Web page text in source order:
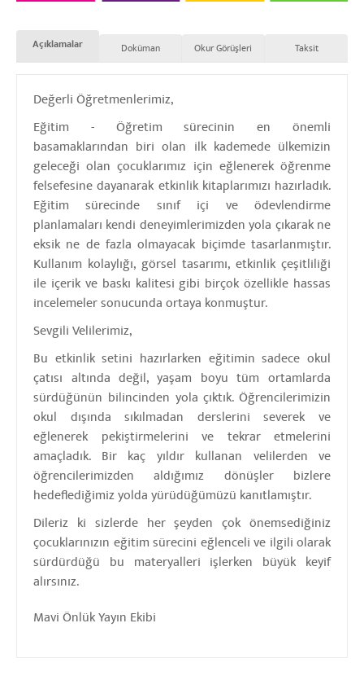
Açıklamalar Doküman Okur Görüşleri Taksit
Değerli Öğretmenlerimiz,
Eğitim - Öğretim sürecinin en önemli
basamaklarından biri olan ilk kademede ülkemizin
geleceği olan çocuklarımız için eğlenerek öğrenme
felsefesine dayanarak etkinlik kitaplarımızı hazırladık.
Eğitim sürecinde sınıf içi ve ödevlendirme
planlamaları kendi deneyimlerimizden yola çıkarak ne
eksik ne de fazla olmayacak biçimde tasarlanmıştır.
Kullanım kolaylığı, görsel tasarımı, etkinlik çeşitliliği
ile içerik ve baskı kalitesi gibi birçok özellikle hassas
incelemeler sonucunda ortaya konmuştur.
Sevgili Velilerimiz,
Bu etkinlik setini hazırlarken eğitimin sadece okul
çatısı altında değil, yaşam boyu tüm ortamlarda
sürdüğünün bilincinden yola çıktık. Öğrencilerimizin
okul dışında sıkılmadan derslerini severek ve
eğlenerek pekiştirmelerini ve tekrar etmelerini
amaçladık. Bir kaç yıldır kullanan velilerden ve
öğrencilerimizden aldığımız dönüşler bizlere
hedeflediğimiz yolda yürüdüğümüzü kanıtlamıştır.
Dileriz ki sizlerde her şeyden çok önemsediğiniz
çocuklarınızın eğitim sürecini eğlenceli ve ilgili olarak
sürdürdüğü bu materyalleri işlerken büyük keyif
alırsınız.
Mavi Önlük Yayın Ekibi